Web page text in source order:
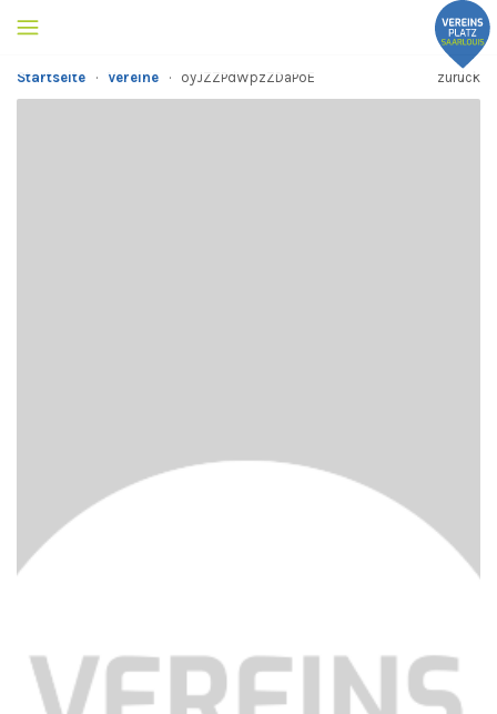
Startseite · Vereine · oyJZZPdWpzZDaPoE zurück